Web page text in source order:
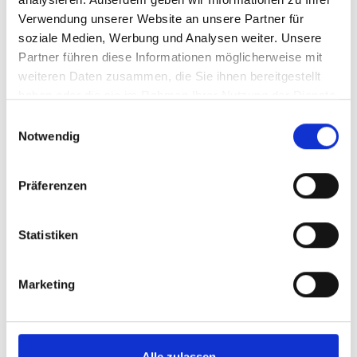
Verwendung unserer Website an unsere Partner für
soziale Medien, Werbung und Analysen weiter. Unsere
Partner führen diese Informationen möglicherweise mit
weiteren Daten zusammen, die Sie ihnen bereitgestellt
Notwendig
Präferenzen
Statistiken
Marketing
Weitere interessante Links